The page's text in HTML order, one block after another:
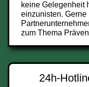
keine Gelegenheit
einzunisten. Gerne
zum Thema
24h-